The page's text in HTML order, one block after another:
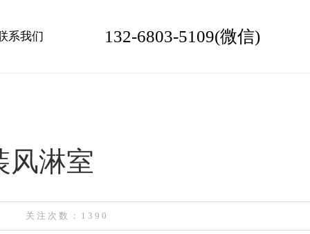
132-6803-5109(微信)
系我们
风淋室
关注次数：1390